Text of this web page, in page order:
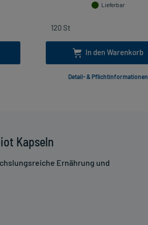
Kapseln
Ernährung und
Lieferbar
In den Warenkorb
Detail- & Pflichtinformationen